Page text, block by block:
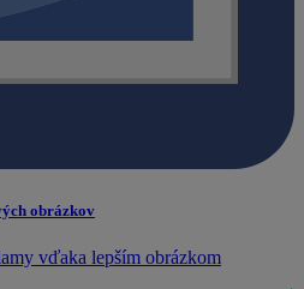
obrázkov
vďaka lepším obrázkom